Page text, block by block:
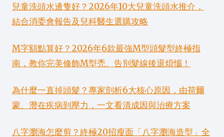
兒童洗頭水邊隻好？2026年10大兒童洗頭水推介，
結合消委會報告及兒科醫生選購攻略
M字額點算好？2026年6款最強M型頭髮型終極指
南，教你完美修飾M型禿、告別髮線後退煩惱！
為什麼一直掉頭髮？專家剖析6大核心原因，由荷爾
蒙、潛在疾病到壓力，一文看清成因與治療方案
八字瀏海怎麼剪？終極20招瘦面「八字瀏海造型」全